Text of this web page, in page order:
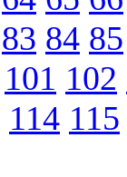
83 84 85
101 102
114 115